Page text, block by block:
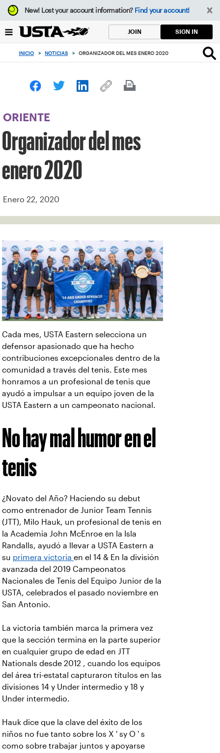
Enfoque
desde
botón
volver
principio
New!Lost your account information? Find your account!
JOIN SIGN IN
INICIO > NOTICIAS > ORGANIZADOR DEL MES ENERO 2020
ORIENTE
Organizador del mes
enero 2020
Enero 22, 2020
Cada mes, USTA Eastern selecciona un
defensor apasionado que ha hecho
contribuciones excepcionales dentro de la
comunidad a través del tenis. Este mes
honramos a un profesional de tenis que
ayudó a impulsar a un equipo joven de la
USTA Eastern a un campeonato nacional.
No hay mal humor en el
tenis
¿Novato del Año? Haciendo su debut
como entrenador de Junior Team Tennis
(JTT), Milo Hauk, un profesional de tenis en
la Academia John McEnroe en la Isla
Randalls, ayudó a llevar a USTA Eastern a
su primera victoria en el 14 & En la división
avanzada del 2019 Campeonatos
Nacionales de Tenis del Equipo Junior de la
USTA, celebrados el pasado noviembre en
San Antonio.
La victoria también marca la primera vez
que la sección termina en la parte superior
en cualquier grupo de edad en JTT
Nationals desde 2012 , cuando los equipos
del área tri-estatal capturaron títulos en las
divisiones 14 y Under intermedio y 18 y
Under intermedio.
Hauk dice que la clave del éxito de los
niños no fue tanto sobre los X ' sy O ' s
como sobre trabajar juntos y apoyarse